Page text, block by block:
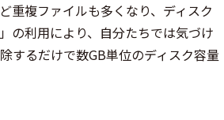
重複ファイルも多くなり、ディスク
の利用により、自分たちでは気づけ
するだけで数GB単位のディスク容量